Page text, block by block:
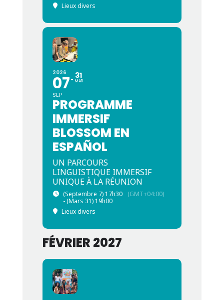
Lieux divers
2026
07
SEP
31
MAR
PROGRAMME
IMMERSIF
BLOSSOM EN
ESPAÑOL
UN PARCOURS
LINGUISTIQUE IMMERSIF
UNIQUE À LA RÉUNION
(Septembre 7) 17h30
- (Mars 31) 19h00
(GMT+04:00)
Lieux divers
FÉVRIER 2027